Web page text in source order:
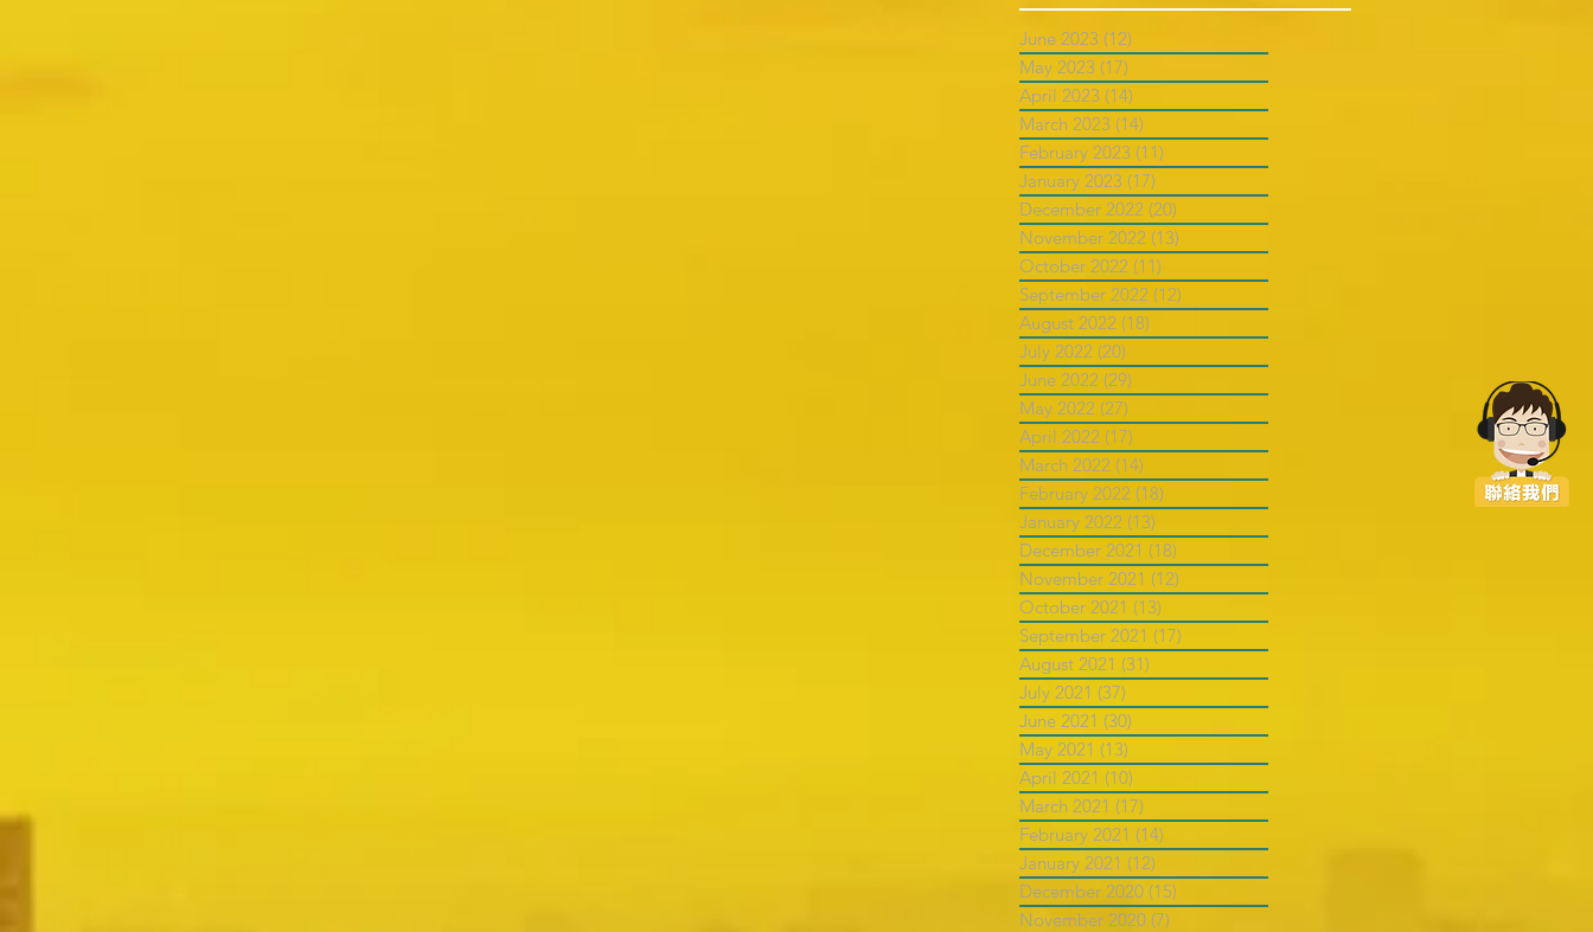
June 2023 (12)
May 2023 (17)
April 2023 (14)
March 2023 (14)
February 2023 (11)
January 2023 (17)
December 2022 (20)
November 2022 (13)
October 2022 (11)
September 2022 (12)
August 2022 (18)
July 2022 (20)
June 2022 (29)
May 2022 (27)
April 2022 (17)
March 2022 (14)
February 2022 (18)
January 2022 (13)
December 2021 (18)
November 2021 (12)
October 2021 (13)
September 2021 (17)
August 2021 (31)
July 2021 (37)
June 2021 (30)
May 2021 (13)
April 2021 (10)
March 2021 (17)
February 2021 (14)
January 2021 (12)
December 2020 (15)
November 2020 (7)